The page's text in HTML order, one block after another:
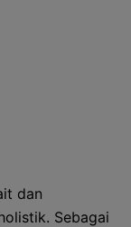
dan
Sebagai